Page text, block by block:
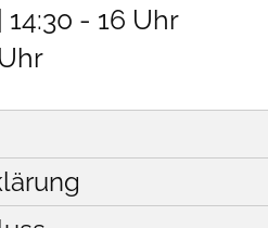
14:30 - 16 Uhr